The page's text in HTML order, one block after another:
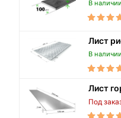
В наличии
Лист
В наличии
Лист
Под